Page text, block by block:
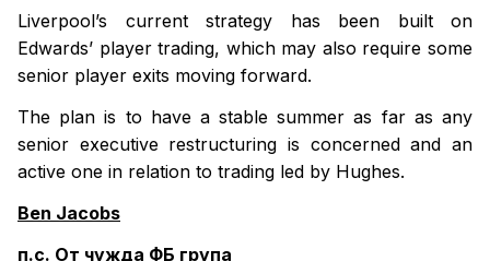
Liverpool’s current strategy has been built on
Edwards’ player trading, which may also require some
senior player exits moving forward.
The plan is to have a stable summer as far as any
senior executive restructuring is concerned and an
active one in relation to trading led by Hughes.
Ben Jacobs
п.с. От чужда ФБ група